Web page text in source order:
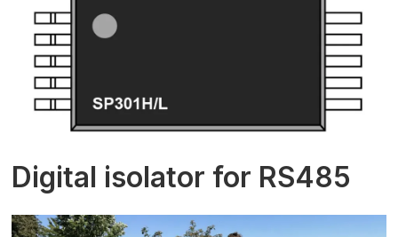
Digital isolator for RS485